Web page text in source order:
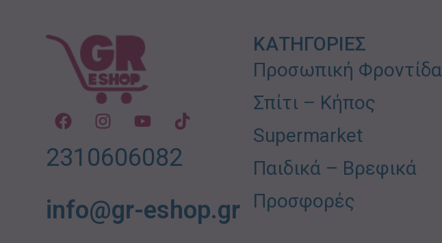
2310606082
info@gr-eshop.gr
ΚΑΤΗΓΟΡΙΕΣ
Προσωπική Φροντίδα
Σπίτι – Κήπος
Supermarket
Παιδικά – Βρεφικά
Προσφορές